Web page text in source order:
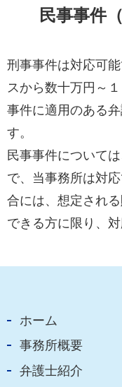
民事事件
刑事事件は対応可
スから数十万円～
事件に適用のある
す。
民事事件について
で、当事務所は対
合には、想定され
できる方に限り、
ホーム
事務所概要
弁護士紹介